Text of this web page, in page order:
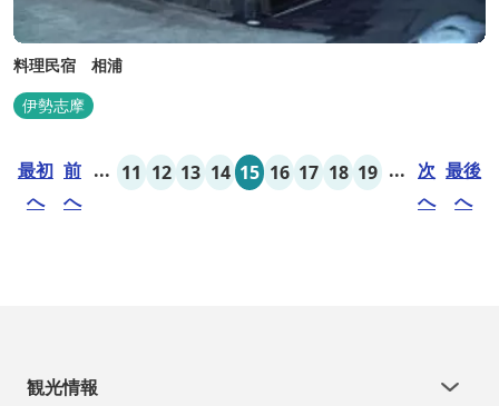
料理民宿 相浦
伊勢志摩
最初
へ
前
へ
... 11 12 13 14 15 16 17 18 19 ... 次
へ
最後
へ
観光情報